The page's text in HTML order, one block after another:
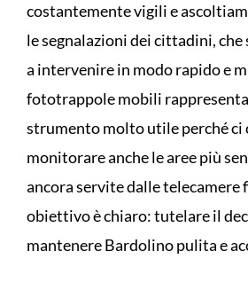
costantemente vigili e
le segnalazioni dei cittadini, che
a intervenire in modo rapido e
fototrappole mobili
strumento molto utile perché ci
monitorare anche le aree più
ancora servite dalle telecamere
obiettivo è chiaro: tutelare il
mantenere Bardolino pulita e